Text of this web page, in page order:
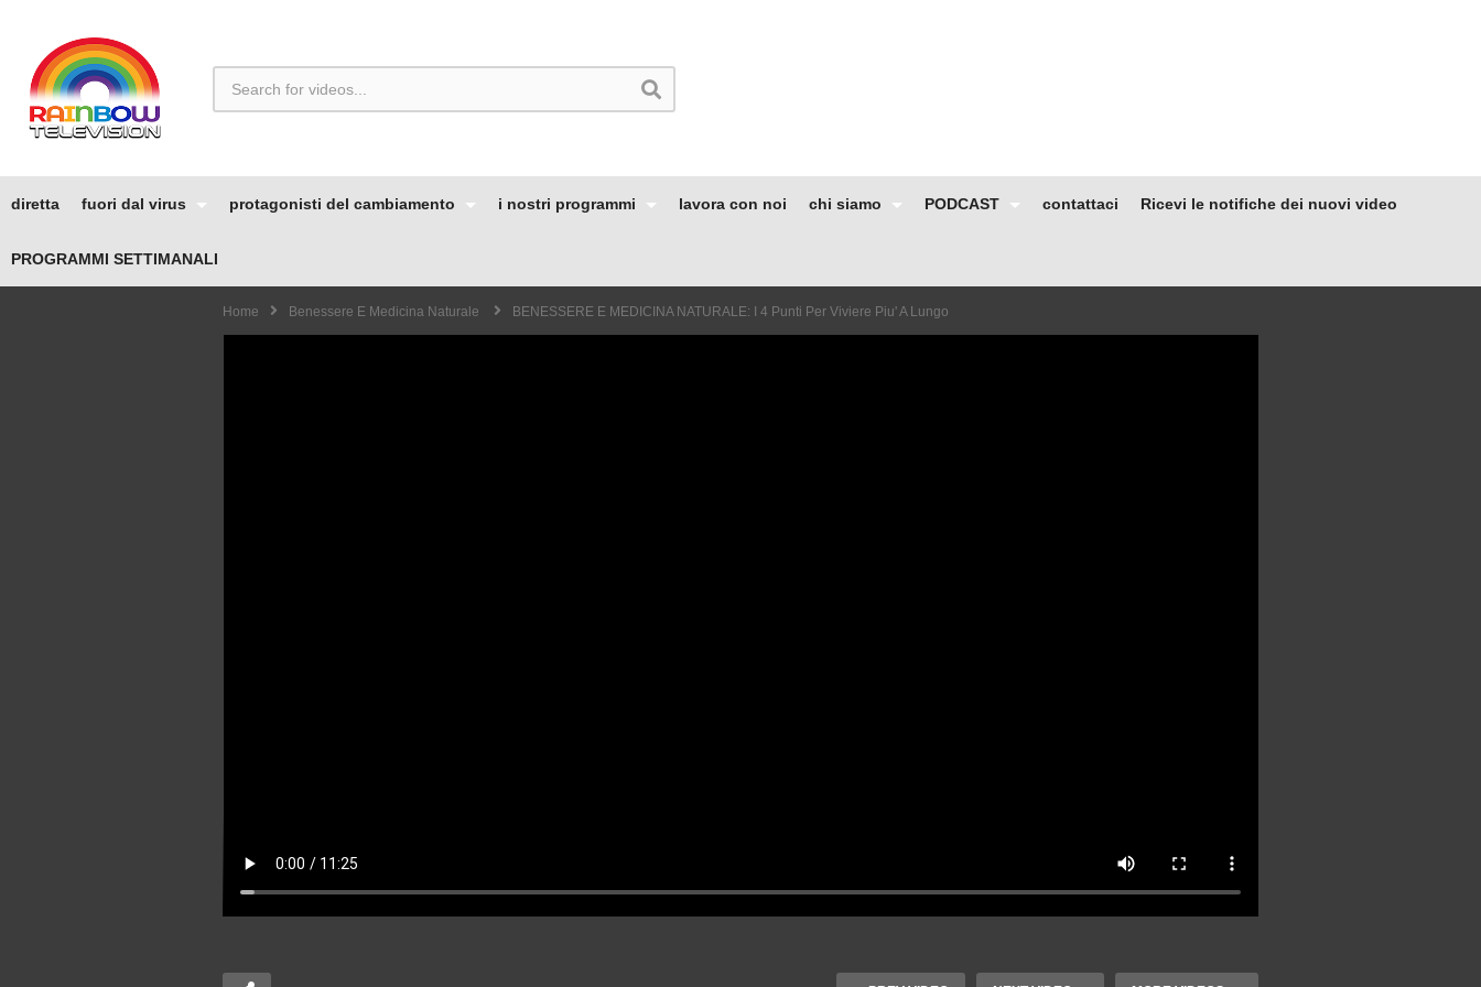
diretta fuori dal virus protagonisti del cambiamento i nostri programmi lavora con noi chi siamo PODCAST contattaci Ricevi le notifiche dei nuovi video
PROGRAMMI SETTIMANALI
Home Benessere E Medicina Naturale BENESSERE E MEDICINA NATURALE: I 4 Punti Per Viviere Piu' A Lungo